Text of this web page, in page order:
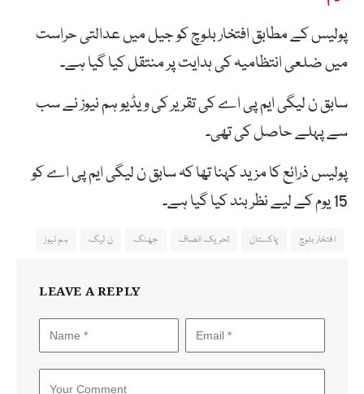
پولیس کے مطابق افتخار بلوچ کو جیل میں عدالتی حراست
میں ضلعی انتظامیہ کی ہدایت پر منتقل کیا گیا ہے۔
سابق ن لیگی ایم پی اے کی تقریر کی ویڈیو ہم نیوز نے سب
سے پہلے حاصل کی تھی۔
پولیس ذرائع کا مزید کہنا تھا کہ سابق ن لیگی ایم پی اے کو
15 یوم کے لیے نظر بند کیا گیا ہے۔
افتخار بلوچ پاکستان تحریک انصاف جھنگ ن لیگ ہم نیوز
LEAVE A REPLY